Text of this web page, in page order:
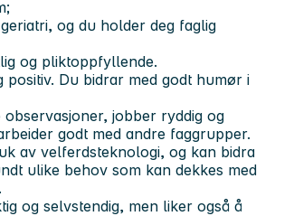
og du holder deg faglig
og pliktoppfyllende.
positiv. Du bidrar med godt humør i
observasjoner, jobber ryddig og
godt med andre faggrupper.
av velferdsteknologi, og kan bidra
ulike behov som kan dekkes med
og selvstendig, men liker også å